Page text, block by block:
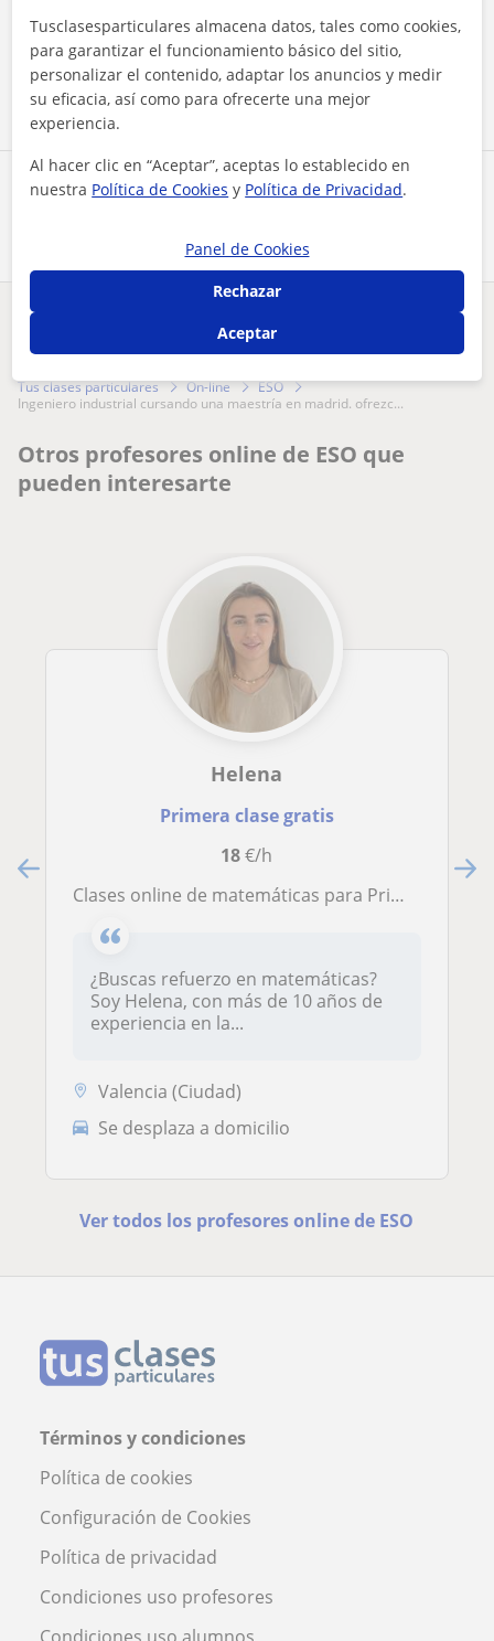
Comparte a este profesor
Contactar ahora
¿Hay algún error en este perfil?
Tus clases particulares On-line
ESO
ingeniero industrial cursando una maestría en madrid. ofrezc...
Otros profesores online de ESO que
pueden interesarte
Helena
Primera clase gratis
18€/h
Clases online de matemáticas para Primaria y ESO. +10 años de experiencia, mucha paciencia y apoyo en métodos de estudio
¿Buscas refuerzo en matemáticas?
Soy Helena, con más de 10 años de
experiencia en la...
Valencia (Ciudad)
Se desplaza a domicilio
Ver todos los profesores online de ESO
Términos y condiciones
Política de cookies
Configuración de Cookies
Política de privacidad
Condiciones uso profesores
Tusclasesparticulares almacena datos, tales como cookies,
para garantizar el funcionamiento básico del sitio,
personalizar el contenido, adaptar los anuncios y medir
su eficacia, así como para ofrecerte una mejor
experiencia.
Al hacer clic en “Aceptar”, aceptas lo establecido en
nuestra Política de Cookies y Política de Privacidad.
Panel de Cookies
Rechazar
Aceptar